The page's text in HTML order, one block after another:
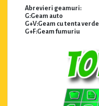
Abrevieri geamuri:
G:Geam auto
G+V:Geam cu tenta verde
G+F:Geam fumuriu